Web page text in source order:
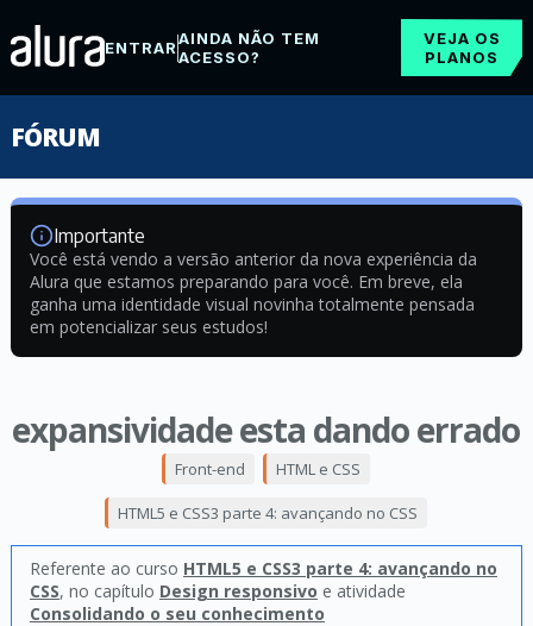
ENTRARAINDA NÃO TEM
ACESSO?
VEJA OS
PLANOS
FÓRUM
Importante
Você está vendo a versão anterior da nova experiência da
Alura que estamos preparando para você. Em breve, ela
ganha uma identidade visual novinha totalmente pensada
em potencializar seus estudos!
expansividade esta dando errado
Front-end HTML e CSS
HTML5 e CSS3 parte 4: avançando no CSS
Referente ao curso HTML5 e CSS3 parte 4: avançando no
CSS, no capítulo Design responsivo e atividade
Consolidando o seu conhecimento